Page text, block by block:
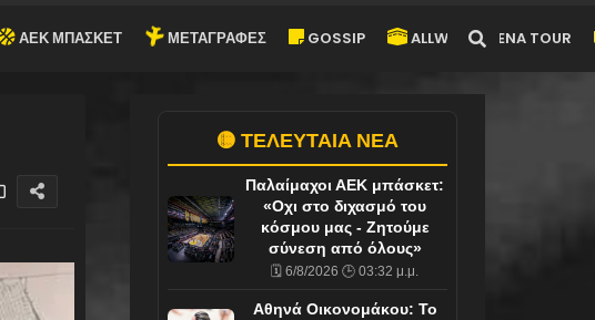
ΑΕΚ ΜΠΑΣΚΕΤ ΜΕΤΑΓΡΑΦΕΣ GOSSIP ALLWYN-ARENA TOUR
🟡 ΤΕΛΕΥΤΑΙΑ ΝΕΑ
Παλαίμαχοι ΑΕΚ μπάσκετ:
«Οχι στο διχασμό του
κόσμου μας - Ζητούμε
σύνεση από όλους»
🗓️ 6/8/2026 🕒 03:32 μ.μ.
Αθηνά Οικονομάκου: Το